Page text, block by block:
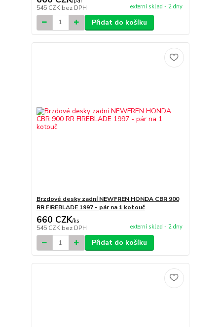
545 CZK bez DPH externí sklad - 2 dny
Přidat do košíku
Brzdové desky zadní NEWFREN HONDA CBR 900
RR FIREBLADE 1997 - pár na 1 kotouč
660 CZK/ks
545 CZK bez DPH externí sklad - 2 dny
Přidat do košíku